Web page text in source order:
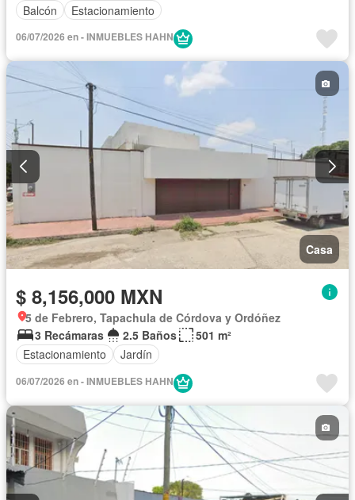
Balcón
Estacionamiento
06/07/2026 en - INMUEBLES HAHN
Casa
$ 8,156,000 MXN
5 de Febrero, Tapachula de Córdova y Ordóñez
3 Recámaras
2.5 Baños
501 m²
Estacionamiento
Jardín
06/07/2026 en - INMUEBLES HAHN